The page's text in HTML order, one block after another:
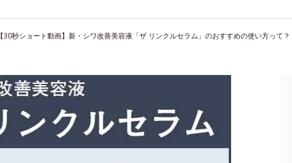
【30秒ショート動画】新・シワ改善美容液「ザ リンクルセラム」のおすすめの使い方って？